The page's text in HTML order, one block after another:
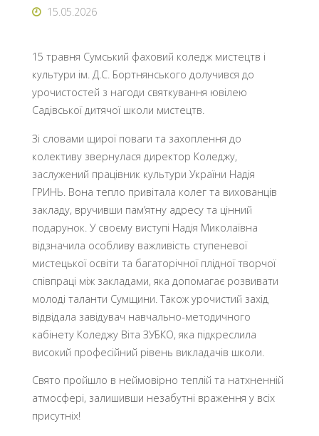
15.05.2026
15 травня Сумський фаховий коледж мистецтв і
культури ім. Д.С. Бортнянського долучився до
урочистостей з нагоди святкування ювілею
Садівської дитячої школи мистецтв.
Зі словами щирої поваги та захоплення до
колективу звернулася директор Коледжу,
заслужений працівник культури України Надія
ГРИНЬ. Вона тепло привітала колег та вихованців
закладу, вручивши пам’ятну адресу та цінний
подарунок. У своєму виступі Надія Миколаївна
відзначила особливу важливість ступеневої
мистецької освіти та багаторічної плідної творчої
співпраці між закладами, яка допомагає розвивати
молоді таланти Сумщини. Також урочистий захід
відвідала завідувач навчально-методичного
кабінету Коледжу Віта ЗУБКО, яка підкреслила
високий професійний рівень викладачів школи.
Свято пройшло в неймовірно теплій та натхненній
атмосфері, залишивши незабутні враження у всіх
присутніх!